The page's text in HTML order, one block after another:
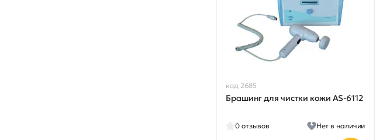
код 2685
Брашинг для чистки кожи AS-6112
0 отзывов Нет в наличии